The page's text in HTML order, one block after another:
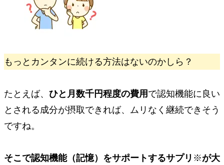
もっとカンタンに続ける方法はないのかしら？
たとえば、 ひと月数千円程度の費用 で認知機能に良い
とされる成分が摂取できれば、ムリなく継続できそう
ですね。
そこで認知機能（記憶）をサポートするサプリ ※が大